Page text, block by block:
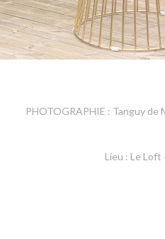
PHOTOGRAPHIE : Tanguy
Lieu : Le